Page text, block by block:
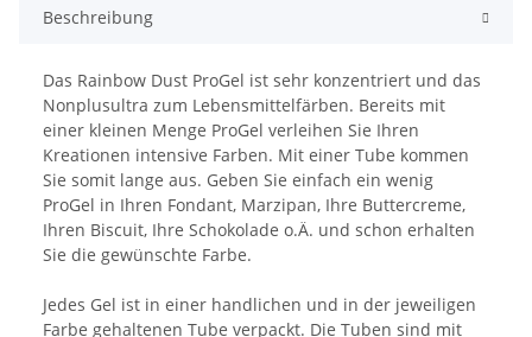
Beschreibung
Das Rainbow Dust ProGel ist sehr konzentriert und das
Nonplusultra zum Lebensmittelfärben. Bereits mit
einer kleinen Menge ProGel verleihen Sie Ihren
Kreationen intensive Farben. Mit einer Tube kommen
Sie somit lange aus. Geben Sie einfach ein wenig
ProGel in Ihren Fondant, Marzipan, Ihre Buttercreme,
Ihren Biscuit, Ihre Schokolade o.Ä. und schon erhalten
Sie die gewünschte Farbe.
Jedes Gel ist in einer handlichen und in der jeweiligen
Farbe gehaltenen Tube verpackt. Die Tuben sind mit